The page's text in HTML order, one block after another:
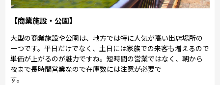
【商業施設・公園】
大型の商業施設や公園は、地方では特に人気が高い出店場所の
一つです。平日だけでなく、土日には家族での来客も増えるので
単価が上がるのが魅力ですね。短時間の営業ではなく、朝から
夜まで長時間営業なので在庫数には注意が必要で
す。